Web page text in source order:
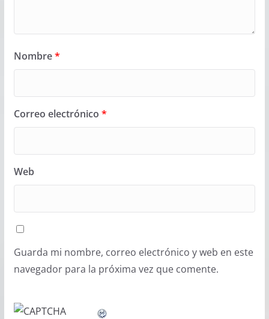
Nombre*
Correo electrónico *
Web
Guarda mi nombre, correo electrónico y web en este
navegador para la próxima vez que comente.